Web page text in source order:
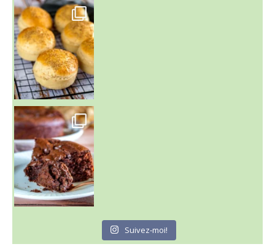
~ BUNS MAISON ~
Un peu de boulange par ici au
~ GÂTEAU FONDANT CHOCO NOISETTE ~
C'est lundi
Suivez-moi!